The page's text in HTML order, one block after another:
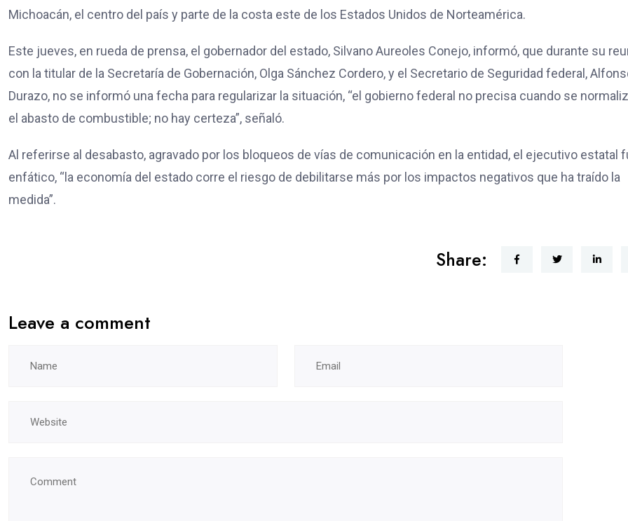
Michoacán, el centro del país y parte de la costa este de los Estados Unidos de Norteamérica.
Este jueves, en rueda de prensa, el gobernador del estado, Silvano Aureoles Conejo, informó, que durante su
con la titular de la Secretaría de Gobernación, Olga Sánchez Cordero, y el Secretario de Seguridad federal,
Durazo, no se informó una fecha para regularizar la situación, “el gobierno federal no precisa cuando se
el abasto de combustible; no hay certeza”, señaló.
Al referirse al desabasto, agravado por los bloqueos de vías de comunicación en la entidad, el ejecutivo estatal
enfático, “la economía del estado corre el riesgo de debilitarse más por los impactos negativos que ha traído la
medida”.
Share:
Leave a comment